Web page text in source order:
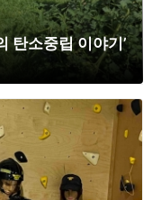
탄소중립 이야기’